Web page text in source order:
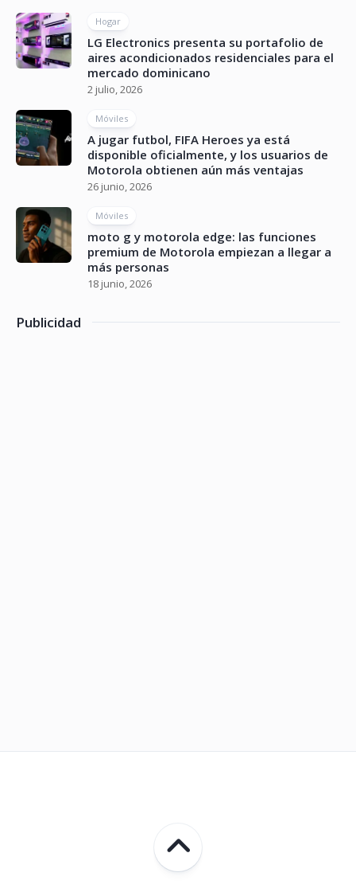
Hogar
LG Electronics presenta su portafolio de
aires acondicionados residenciales para el
mercado dominicano
2 julio, 2026
Móviles
A jugar futbol, FIFA Heroes ya está
disponible oficialmente, y los usuarios de
Motorola obtienen aún más ventajas
26 junio, 2026
Móviles
moto g y motorola edge: las funciones
premium de Motorola empiezan a llegar a
más personas
18 junio, 2026
Publicidad